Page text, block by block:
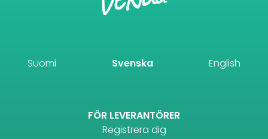
Suomi Svenska English
FÖR LEVERANTÖRER
Registrera dig